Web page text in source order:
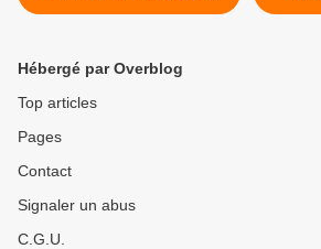
travail !
Hébergé par Overblog
Top articles
Pages
Contact
Signaler un abus
C.G.U.